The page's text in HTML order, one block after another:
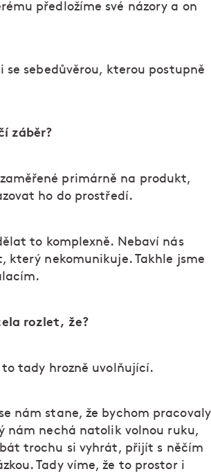
předložíme své názory a on
se sebedůvěrou, kterou postupně
záběr?
primárně na produkt,
ho do prostředí.
to komplexně. Nebaví nás
který nekomunikuje. Takhle jsme
rozlet, že?
to tady hrozně uvolňující.
nám stane, že bychom pracovaly
nám nechá natolik volnou ruku,
trochu si vyhrát, přijít s něčím
Tady víme, že to prostor i